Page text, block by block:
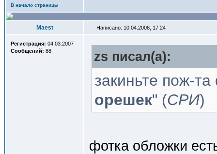
В начало страницы
Maest Написано: 10.04.2008, 17:24
Регистрация: 04.03.2007
Сообщений: 88 zs писал(a):
закиньте пож-
орешек" (СРИ)
фотка обложки